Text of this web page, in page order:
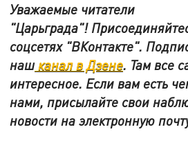
Уважаемые читатели
"Царьграда"!
соцсетях "ВКонтакте".
нашканал в Дзене. Там все
интересное. Если вам есть
нами, присылайте свои
новости на электронную